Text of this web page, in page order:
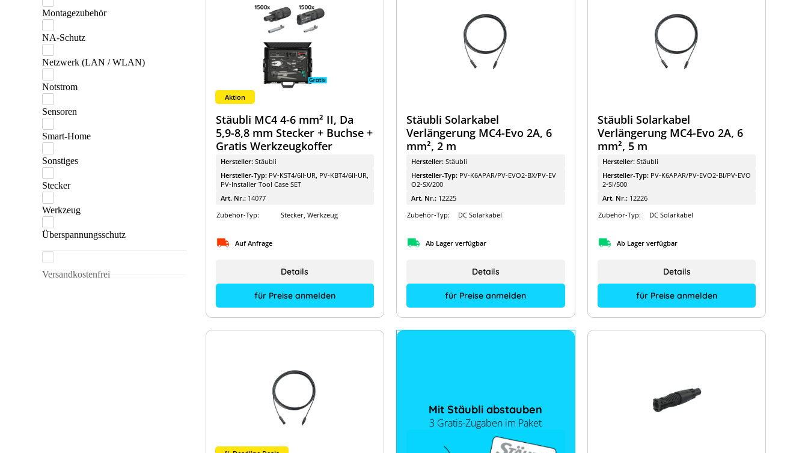
Helukabel
HIS
Janitza
Kostal
LG Energy Solution
OBO
RCT Power
Montagezubehör
NA-Schutz
Netzwerk (LAN / WLAN)
Notstrom
Sensoren
Smart-Home
Sonstiges
Stecker
Werkzeug
Überspannungsschutz
Versandkostenfrei
Aktion
Stäubli MC4 4-6 mm² II, Da
5,9-8,8 mm Stecker + Buchse +
Gratis Werkzeugkoffer
Hersteller: Stäubli
Hersteller-Typ: PV-KST4/6II-UR, PV-KBT4/6II-UR,
PV-Installer Tool Case SET
Art. Nr.: 14077
Zubehör-Typ:
Stecker, Werkzeug
Auf Anfrage
für Preise anmelden
Details
Stäubli Solarkabel
Verlängerung MC4-Evo 2A, 6
mm², 2 m
Hersteller:Stäubli
Hersteller-Typ: PV-K6APAR/PV-EVO2-BX/PV-EV
O2-SX/200
Art. Nr.: 12225
Zubehör-Typ:
DC Solarkabel
Ab Lager verfügbar
für Preise anmelden
Details
Stäubli Solarkabel
Verlängerung MC4-Evo 2A, 6
mm², 5 m
Hersteller: Stäubli
Hersteller-Typ: PV-K6APAR/PV-EVO2-BI/PV-EVO
2-SI/500
Art. Nr.: 12226
Zubehör-Typ:
DC Solarkabel
Ab Lager verfügbar
für Preise anmelden
Details
Mit Stäubli abstauben
3 Gratis-Zugaben im Paket